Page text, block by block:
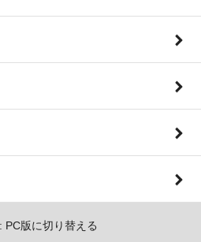
PC版に切り替える